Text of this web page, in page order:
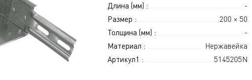
Длина (мм) :
-
Размер :
200 × 50
Толщина (мм) :
-
Материал :
Нержавейка
Артикул1 :
5145205N